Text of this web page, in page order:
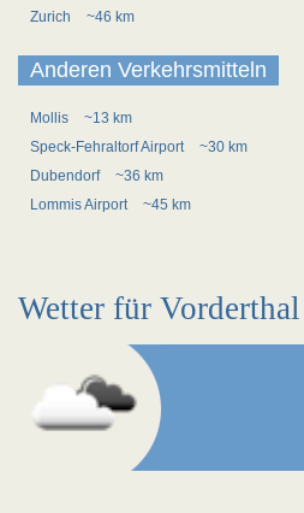
Zurich ~46 km
Anderen Verkehrsmitteln
Mollis
~13 km
Speck-Fehraltorf Airport
~30 km
Dubendorf
~36 km
Lommis Airport
~45 km
Wetter für Vorderthal